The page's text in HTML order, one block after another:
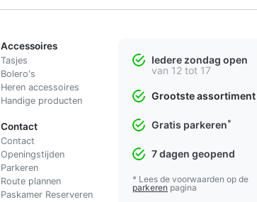
Accessoires
Tasjes
Bolero's
Heren accessoires
Handige producten
Contact
Contact
Openingstijden
Parkeren
Route plannen
Paskamer Reserveren
Iedere zondag open
van 12 tot 17
Grootste assortiment
Gratis parkeren*
7 dagen geopend
* Lees de voorwaarden op de
parkeren pagina